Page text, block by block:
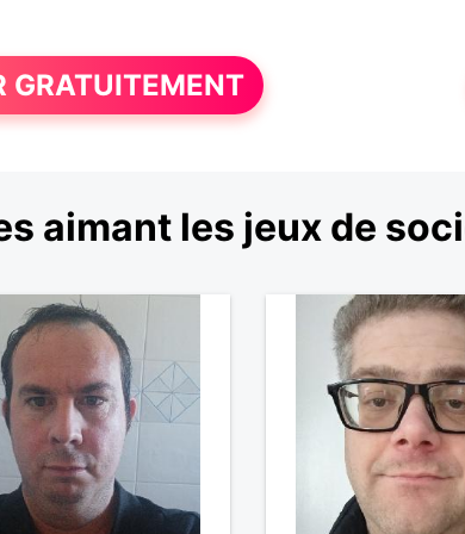
GRATUITEMENT
aimant les jeux de